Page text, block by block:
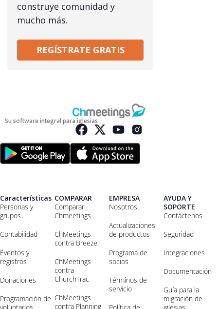
construye comunidad y
mucho más.
REGÍSTRATE GRATIS
Su software integral para iglesias
Características
Personas y
grupos
Contabilidad
Eventos y
registros
Donaciones
Programación de
COMPARAR
Comparar
Chmeetings
ChMeetings
contra Breeze
ChMeetings
contra
ChurchTrac
ChMeetings
contra Planning
EMPRESA
Nosotros
Actualizaciones
de productos
Programa de
socios
Términos de
servicio
AYUDA Y
SOPORTE
Contáctenos
Seguridad
Integraciones
Documentación
Guía para la
migración de